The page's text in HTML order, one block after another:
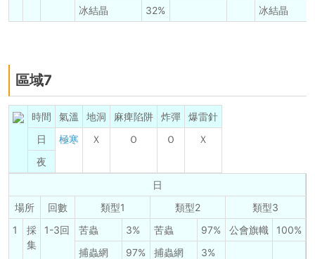
冰結晶
32% 冰結晶
區域7
時間 氣溫 地洞 麻痺陷阱 炸彈
爆雷針
日
極寒 Ｘ Ｏ Ｏ
Ｘ
夜
日
場所
回數 類型1 類型2 類型3
1
採
集
1-3回 苦蟲 3% 苦蟲 97% 公會旗幟 100%
捕蟲網
97% 捕蟲網 3%